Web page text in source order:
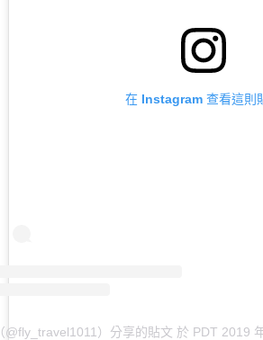
在 Instagram 查看這則
@fly_travel1011）分享的貼文 於 PDT 2019